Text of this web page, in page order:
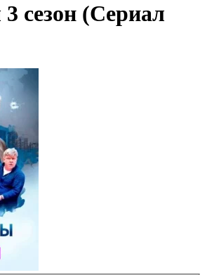
сезон (Сериал